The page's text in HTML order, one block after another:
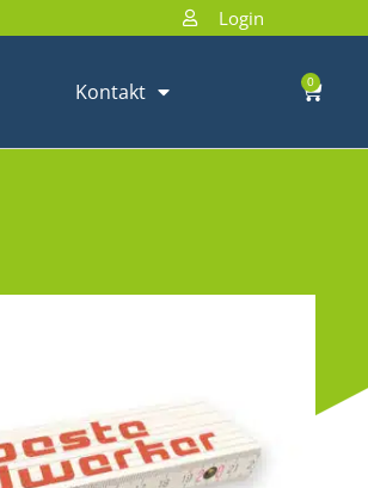
Login
Kontakt 0